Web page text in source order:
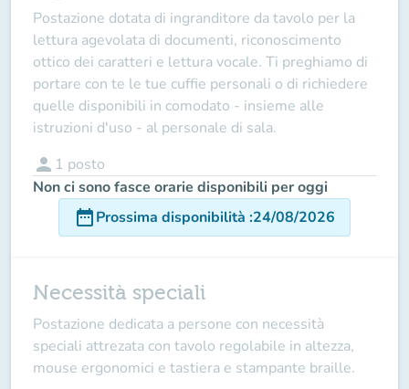
Postazione dotata di ingranditore da tavolo per la
lettura agevolata di documenti, riconoscimento
ottico dei caratteri e lettura vocale. Ti preghiamo di
portare con te le tue cuffie personali o di richiedere
quelle disponibili in comodato - insieme alle
istruzioni d'uso - al personale di sala.
person 1 posto
Non ci sono fasce orarie disponibili per oggi
date_rangeProssima disponibilità :24/08/2026
Necessità speciali
Postazione dedicata a persone con necessità
speciali attrezata con tavolo regolabile in altezza,
mouse ergonomici e tastiera e stampante braille.